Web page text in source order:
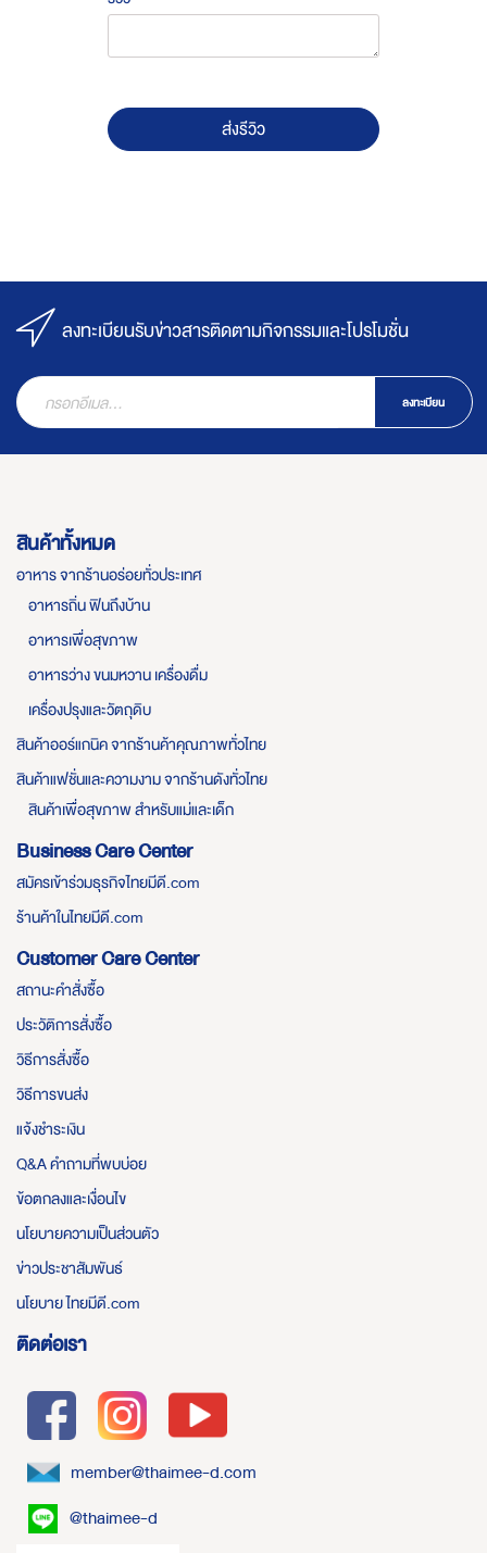
ส่งรีวิว
ลงทะเบียนรับข่าวสารติดตามกิจกรรมและโปรโมชั่น
ลงทะเบียน
สินค้าทั้งหมด
อาหาร จากร้านอร่อยทั่วประเทศ
อาหารถิ่น ฟินถึงบ้าน
อาหารเพื่อสุขภาพ
อาหารว่าง ขนมหวาน เครื่องดื่ม
เครื่องปรุงและวัตถุดิบ
สินค้าออร์แกนิค จากร้านค้าคุณภาพทั่วไทย
สินค้าแฟชั่นและความงาม จากร้านดังทั่วไทย
สินค้าเพื่อสุขภาพ สำหรับแม่และเด็ก
Business Care Center
สมัครเข้าร่วมธุรกิจไทยมีดี.com
ร้านค้าในไทยมีดี.com
Customer Care Center
สถานะคำสั่งซื้อ
ประวัติการสั่งซื้อ
วิธีการสั่งซื้อ
วิธีการขนส่ง
แจ้งชำระเงิน
Q&A คำถามที่พบบ่อย
ข้อตกลงและเงื่อนไข
นโยบายความเป็นส่วนตัว
ข่าวประชาสัมพันธ์
นโยบาย ไทยมีดี.com
ติดต่อเรา
member@thaimee-d.com
@thaimee-d